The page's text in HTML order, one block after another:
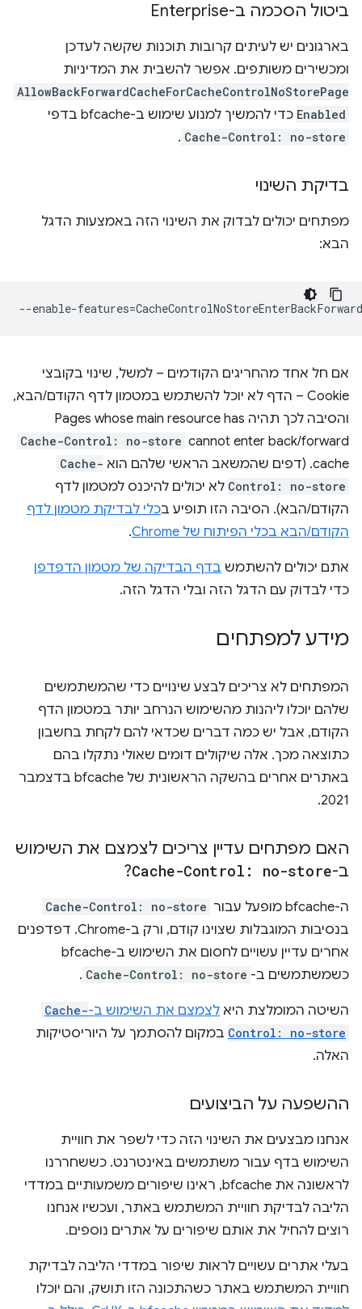
ביטול הסכמה ב-Enterprise
בארגונים יש לעיתים קרובות תוכנות שקשה לעדכן
ומכשירים משותפים. אפשר להשבית את המדיניות
AllowBackForwardCacheForCacheControlNoStorePage
Enabled כדי להמשיך למנוע שימוש ב-bfcache בדפי
Cache-Control: no-store
.
בדיקת השינוי
מפתחים יכולים לבדוק את השינוי הזה באמצעות הדגל
הבא:
--enable-features=
אם חל אחד מהחריגים הקודמים – למשל, שינוי בקובצי
Cookie – הדף לא יוכל להשתמש במטמון לדף הקודם/הבא,
והסיבה לכך תהיה Pages whose main resource has
Cache-Control: no-store cannot enter back/forward
cache. (דפים שהמשאב הראשי שלהם הוא
Cache-
Control: no-store לא יכולים להיכנס למטמון לדף
הקודם/הבא). הסיבה הזו תופיע בכלי לבדיקת מטמון לדף
הקודם/הבא בכלי הפיתוח של Chrome
.
אתם יכולים להשתמש בדף הבדיקה של מטמון הדפדפן
כדי לבדוק עם הדגל הזה ובלי הדגל הזה.
מידע למפתחים
המפתחים לא צריכים לבצע שינויים כדי שהמשתמשים
שלהם יוכלו ליהנות מהשימוש הנרחב יותר במטמון הדף
הקודם, אבל יש כמה דברים שכדאי להם לקחת בחשבון
כתוצאה מכך. אלה שיקולים דומים שאולי נתקלו בהם
באתרים אחרים בהשקה הראשונית של bfcache בדצמבר
2021.
האם מפתחים עדיין צריכים לצמצם את השימוש
ב-Cache-Control: no-store
?
ה-bfcache מופעל עבור Cache-Control: no-store
בנסיבות המוגבלות שצוינו קודם, ורק ב-Chrome. דפדפנים
אחרים עדיין עשויים לחסום את השימוש ב-bfcache
כשמשתמשים ב- Cache-Control: no-store
.
השיטה המומלצת היא לצמצם את השימוש ב-Cache-
Control: no-store במקום להסתמך על היוריסטיקות
האלה.
ההשפעה על הביצועים
אנחנו מבצעים את השינוי הזה כדי לשפר את חוויית
השימוש בדף עבור משתמשים באינטרנט. כששחררנו
לראשונה את bfcache, ראינו שיפורים משמעותיים במדדי
הליבה לבדיקת חוויית המשתמש באתר, ועכשיו אנחנו
רוצים להחיל את אותם שיפורים על אתרים נוספים.
בעלי אתרים עשויים לראות שיפור במדדי הליבה לבדיקת
חוויית המשתמש באתר כשהתכונה הזו תושק, והם יוכלו